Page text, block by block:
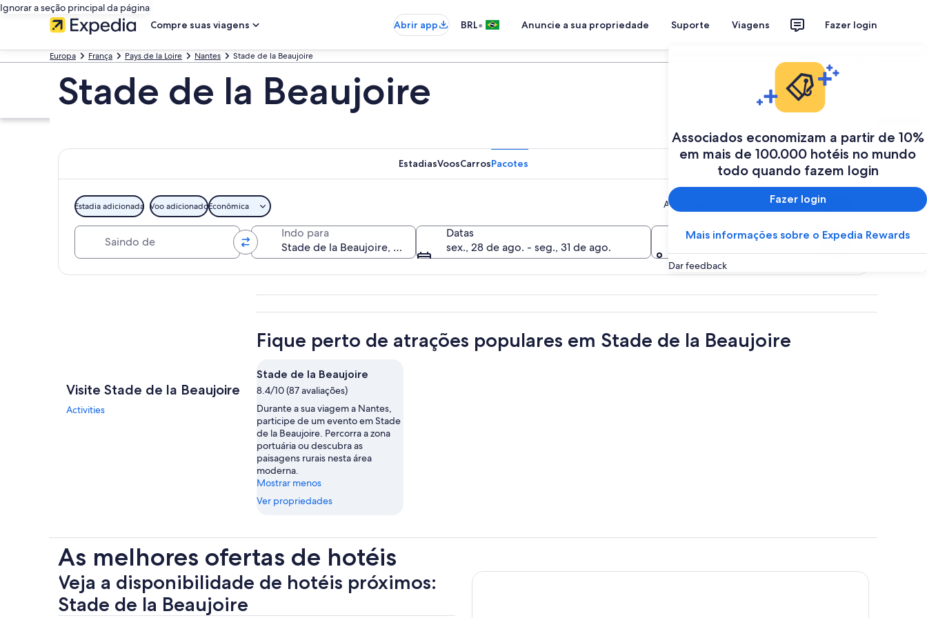
Ignorar a seção principal da página
Compre suas viagens
Abrir app BRL• Anuncie a sua propriedade Suporte Viagens Fazer login
Associados economizam a partir de 10%
em mais de 100.000 hotéis no mundo
todo quando fazem login
Fazer login
Mais informações sobre o Expedia Rewards
Dar feedback
Europa França Pays de la Loire Nantes Stade de la Beaujoire
Stade de la Beaujoire
EstadiasVoosCarrosPacotes
Estadia adicionada Voo adicionadoEconômica Adicionar vários destinos ou datas
Indo para
Datas
sex., 28 de ago. - seg., 31 de ago.
Viajantes
Buscar
Visite Stade de la Beaujoire
Activities
Fique perto de atrações populares em Stade de la Beaujoire
Stade de la Beaujoire
8.4/10 (87 avaliações)
Durante a sua viagem a Nantes,
participe de um evento em Stade
de la Beaujoire. Percorra a zona
portuária ou descubra as
paisagens rurais nesta área
moderna.
Mostrar menos
Ver propriedades
As melhores ofertas de hotéis
Veja a disponibilidade de hotéis próximos:
Stade de la Beaujoire